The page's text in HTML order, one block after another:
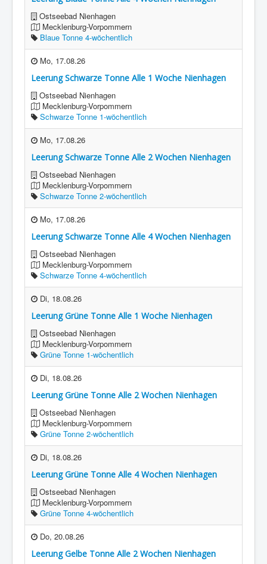
Ostseebad Nienhagen
Mecklenburg-Vorpommern
Blaue Tonne 4-wöchentlich
Mo, 17.08.26
Leerung Schwarze Tonne Alle 1 Woche Nienhagen
Ostseebad Nienhagen
Mecklenburg-Vorpommern
Schwarze Tonne 1-wöchentlich
Mo, 17.08.26
Leerung Schwarze Tonne Alle 2 Wochen Nienhagen
Ostseebad Nienhagen
Mecklenburg-Vorpommern
Schwarze Tonne 2-wöchentlich
Mo, 17.08.26
Leerung Schwarze Tonne Alle 4 Wochen Nienhagen
Ostseebad Nienhagen
Mecklenburg-Vorpommern
Schwarze Tonne 4-wöchentlich
Di, 18.08.26
Leerung Grüne Tonne Alle 1 Woche Nienhagen
Ostseebad Nienhagen
Mecklenburg-Vorpommern
Grüne Tonne 1-wöchentlich
Di, 18.08.26
Leerung Grüne Tonne Alle 2 Wochen Nienhagen
Ostseebad Nienhagen
Mecklenburg-Vorpommern
Grüne Tonne 2-wöchentlich
Di, 18.08.26
Leerung Grüne Tonne Alle 4 Wochen Nienhagen
Ostseebad Nienhagen
Mecklenburg-Vorpommern
Grüne Tonne 4-wöchentlich
Do, 20.08.26
Leerung Gelbe Tonne Alle 2 Wochen Nienhagen